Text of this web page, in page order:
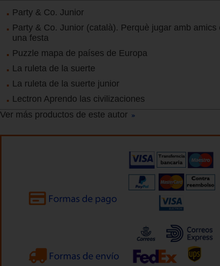
Party & Co. Junior
Party & Co. Junior (català). Perquè jugar amb amics
una festa
Puzzle mapa de países de Europa
La ruleta de la suerte
La ruleta de la suerte junior
Lectron Aprendo las civilizaciones
Ver más productos de este autor